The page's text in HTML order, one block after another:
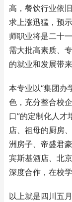
高，餐饮行业依
求上涨迅猛，预
师职业将是二十
需大批高素质、
的就业和发展带
本专业以“集团办
色，充分整合校
口”的定制化人才
店、祖母的厨房
洲房子、帝盛君
宾斯基酒店、北
深度合作，在校
以上就是四川五